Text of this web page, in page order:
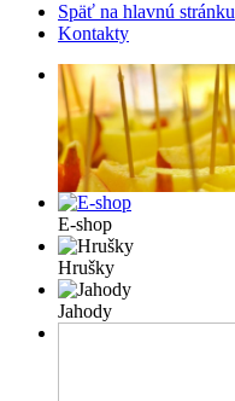
Späť na hlavnú stránku
Kontakty
E-shop
Hrušky
Jahody